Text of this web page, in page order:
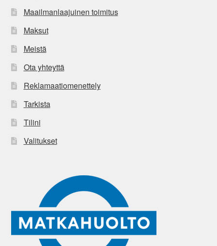
Maailmanlaajuinen toimitus
Maksut
Meistä
Ota yhteyttä
Reklamaatiomenettely
Tarkista
Tilini
Valitukset